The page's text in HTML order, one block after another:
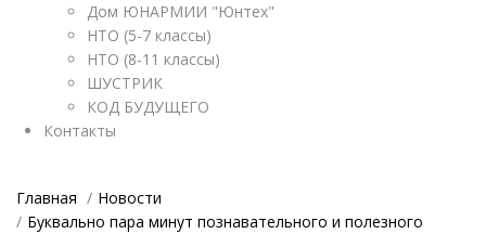
Дом ЮНАРМИИ "Юнтех"
НТО (5-7 классы)
НТО (8-11 классы)
ШУСТРИК
КОД БУДУЩЕГО
Контакты
Главная
Новости
Буквально пара минут познавательного и полезного